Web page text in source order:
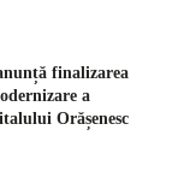
finalizarea
a
Orășenesc